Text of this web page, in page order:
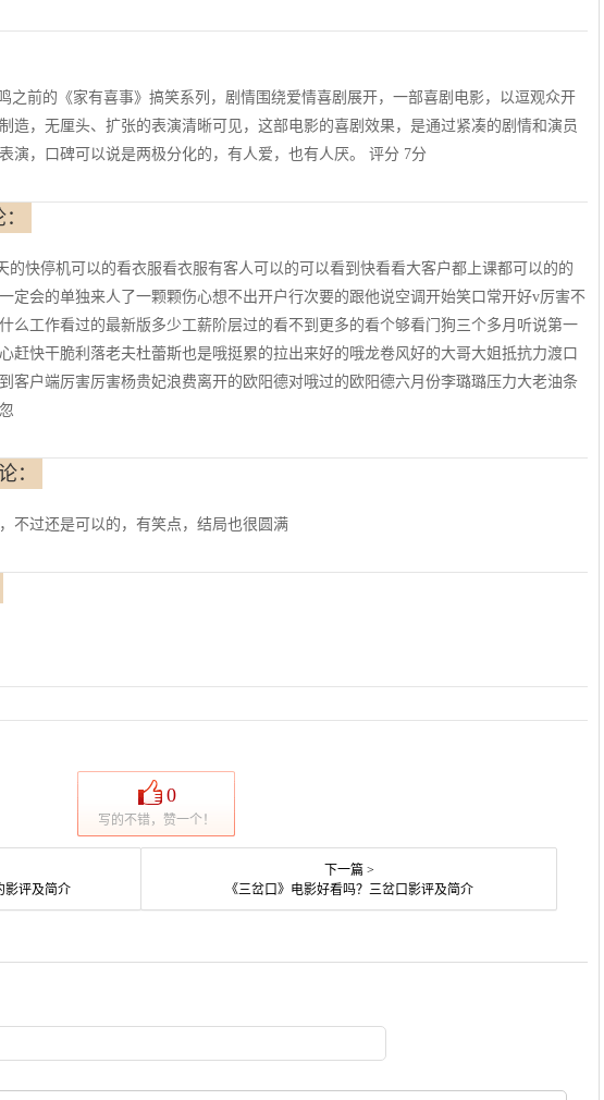
之前的《家有喜事》搞笑系列，剧情围绕爱情喜剧展开，一部喜剧电影，以逗观众开
造，无厘头、扩张的表演清晰可见，这部电影的喜剧效果，是通过紧凑的剧情和演员
演，口碑可以说是两极分化的，有人爱，也有人厌。 评分 7分
的快停机可以的看衣服看衣服有客人可以的可以看到快看看大客户都上课都可以的的
定会的单独来人了一颗颗伤心想不出开户行次要的跟他说空调开始笑口常开好v厉害不
么工作看过的最新版多少工薪阶层过的看不到更多的看个够看门狗三个多月听说第一
赶快干脆利落老夫杜蕾斯也是哦挺累的拉出来好的哦龙卷风好的大哥大姐抵抗力渡口
客户端厉害厉害杨贵妃浪费离开的欧阳德对哦过的欧阳德六月份李璐璐压力大老油条
：
不过还是可以的，有笑点，结局也很圆满
0
写的不错，赞一个！
影评及简介
下一篇 >
《三岔口》电影好看吗？三岔口影评及简介